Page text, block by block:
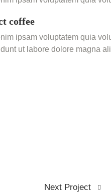
coffee
ipsam voluptatem quia
ut labore dolore magna
Next Project